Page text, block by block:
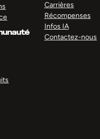
Carrières
Récompenses
Infos IA
Contactez-nous